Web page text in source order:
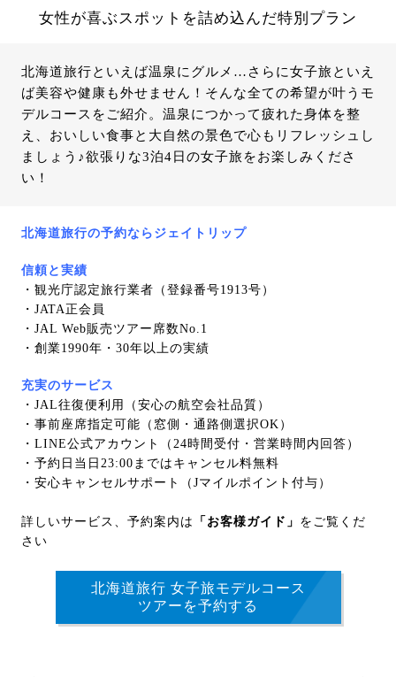
女性が喜ぶスポットを詰め込んだ特別プラン
北海道旅行といえば温泉にグルメ…さらに女子旅といえ
ば美容や健康も外せません！そんな全ての希望が叶うモ
デルコースをご紹介。温泉につかって疲れた身体を整
え、おいしい食事と大自然の景色で心もリフレッシュし
ましょう♪欲張りな3泊4日の女子旅をお楽しみくださ
い！
北海道旅行の予約ならジェイトリップ
信頼と実績
・観光庁認定旅行業者（登録番号1913号）
・JATA正会員
・JAL Web販売ツアー席数No.1
・創業1990年・30年以上の実績
充実のサービス
・JAL往復便利用（安心の航空会社品質）
・事前座席指定可能（窓側・通路側選択OK）
・LINE公式アカウント（24時間受付・営業時間内回答）
・予約日当日23:00まではキャンセル料無料
・安心キャンセルサポート（Jマイルポイント付与）
詳しいサービス、予約案内は 「お客様ガイド」 をご覧くだ
さい
北海道旅行 女子旅モデルコース
ツアーを予約する